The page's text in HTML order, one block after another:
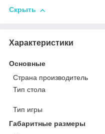
Скрыть
Характеристики
Основные
Страна производитель
Тип стола
Тип игры
Габаритные размеры